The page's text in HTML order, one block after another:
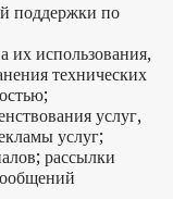
поддержки по
их использования,
технических
услуг,
услуг;
рассылки